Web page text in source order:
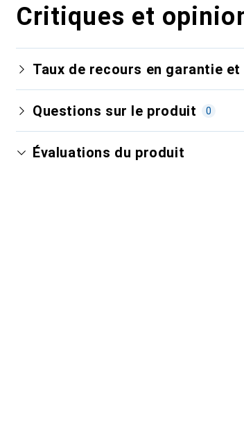
Critiques et
Taux de recours en garantie
Questions sur le produit 0
Évaluations du produit